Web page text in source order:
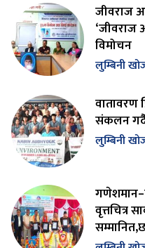
जीवराज
विमोचन
लुम्बिनी
वातावरण
संकलन
लुम्बिनी
वृत्तचित्र